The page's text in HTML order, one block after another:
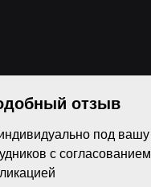
под вашу
с согласованием
отзыв